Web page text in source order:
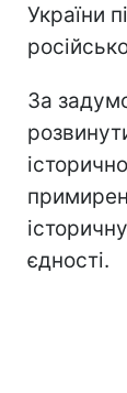
України
За
єдності.